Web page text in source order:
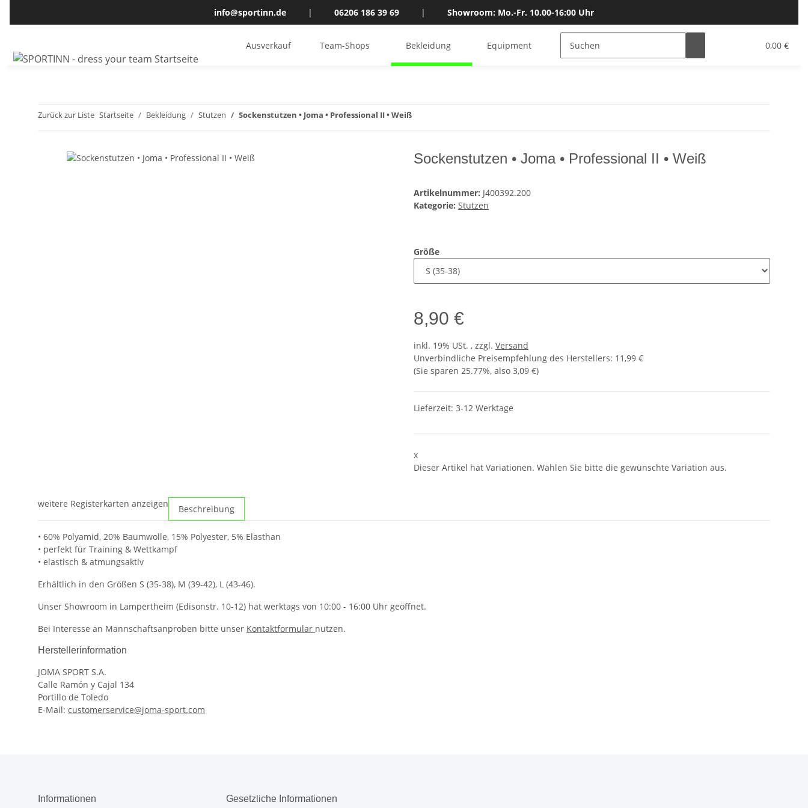
info@sportinn.de | 06206 186 39 69 | Showroom: Mo.-Fr. 10.00-16:00 Uhr
0,00 €
Ausverkauf Team-Shops Bekleidung Equipment Bälle Gutscheine
Zurück zur Liste Startseite Bekleidung Stutzen Sockenstutzen • Joma • Professional II • Weiß
Sockenstutzen • Joma • Professional II • Weiß
Artikelnummer: J400392.200
Kategorie: Stutzen
Größe
8,90 €
inkl. 19% USt. , zzgl. Versand
Unverbindliche Preisempfehlung des Herstellers: 11,99 €
(Sie sparen 25.77%, also 3,09 €)
Lieferzeit: 3-12 Werktage
x
Dieser Artikel hat Variationen. Wählen Sie bitte die gewünschte Variation aus.
weitere Registerkarten anzeigen Beschreibung
• 60% Polyamid, 20% Baumwolle, 15% Polyester, 5% Elasthan
• perfekt für Training & Wettkampf
• elastisch & atmungsaktiv
Erhältlich in den Größen S (35-38), M (39-42), L (43-46).
Unser Showroom in Lampertheim (Edisonstr. 10-12) hat werktags von 10:00 - 16:00 Uhr geöffnet.
Bei Interesse an Mannschaftsanproben bitte unser Kontaktformular nutzen.
Herstellerinformation
JOMA SPORT S.A.
Calle Ramón y Cajal 134
Portillo de Toledo
E-Mail: customerservice@joma-sport.com
Informationen Gesetzliche Informationen